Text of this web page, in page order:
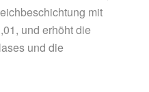
mit
und erhöht die
und die